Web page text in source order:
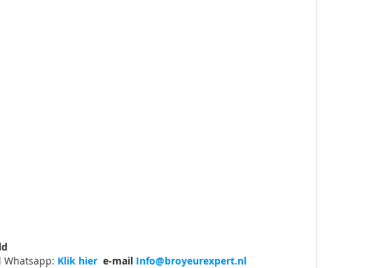
Klik hier e-mail Info@broyeurexpert.nl